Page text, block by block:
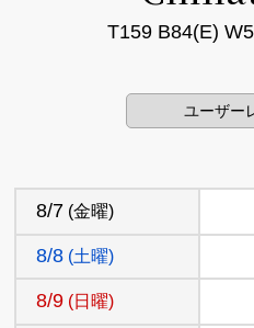
T159 B84(E)
ユーザー
8/7 (金曜)
8/8 (土曜)
8/9 (日曜)